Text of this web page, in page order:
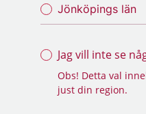
Jönköpings län
Jag vill inte se
Obs! Detta val
just din region.